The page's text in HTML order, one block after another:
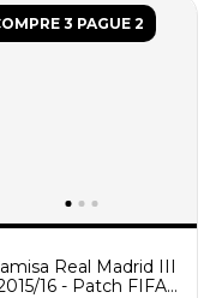
3 PAGUE 2
Real Madrid III
16 - Patch FIFA